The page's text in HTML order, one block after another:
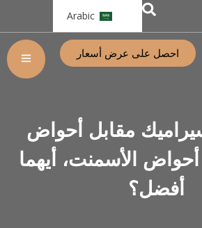
Arabic
احصل على عرض أسعار
مقابل أحواض
أحواض الأسمنت، أيهما
أفضل؟